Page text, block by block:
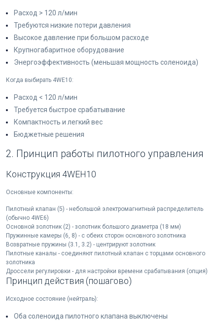
Расход > 120 л/мин
Требуются низкие потери давления
Высокое давление при большом расходе
Крупногабаритное оборудование
Энергоэффективность (меньшая мощность соленоида)
Когда выбирать 4WE10:
Расход < 120 л/мин
Требуется быстрое срабатывание
Компактность и легкий вес
Бюджетные решения
2. Принцип работы пилотного управления
Конструкция 4WEH10
Основные компоненты:
Пилотный клапан (5) - небольшой электромагнитный распределитель
(обычно 4WE6)
Основной золотник (2) - золотник большого диаметра (18 мм)
Пружинные камеры (6, 8) - с обеих сторон основного золотника
Возвратные пружины (3.1, 3.2) - центрируют золотник
Пилотные каналы - соединяют пилотный клапан с торцами основного
золотника
Дроссели регулировки - для настройки времени срабатывания (опция)
Принцип действия (пошагово)
Исходное состояние (нейтраль):
Оба соленоида пилотного клапана выключены